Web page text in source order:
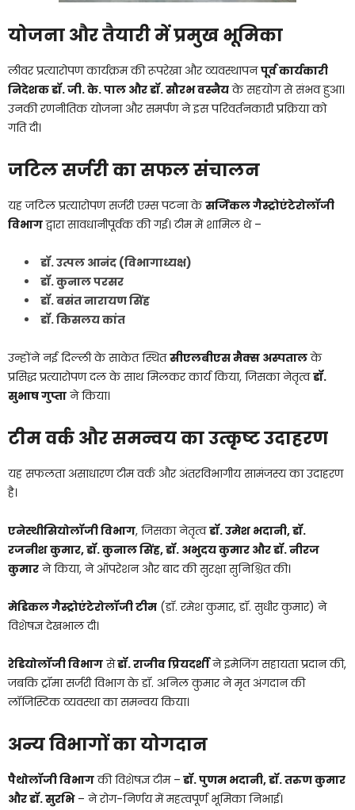
योजना और तैयारी में प्रमुख भूमिका
लीवर प्रत्यारोपण कार्यक्रम की रूपरेखा और व्यवस्थापनपूर्व कार्यकारी
निदेशक डॉ. जी. के. पाल और डॉ. सौरभ वस्नैयके सहयोग से संभव हुआ।
उनकी रणनीतिक योजना और समर्पण ने इस परिवर्तनकारी प्रक्रिया को
गति दी।
जटिल सर्जरी का सफल संचालन
यह जटिल प्रत्यारोपण सर्जरी एम्स पटना केसर्जिकल गैस्ट्रोएंटेरोलॉजी
विभागद्वारा सावधानीपूर्वक की गई। टीम में शामिल थे –
डॉ. उत्पल आनंद (विभागाध्यक्ष)
डॉ. कुनाल परसर
डॉ. बसंत नारायण सिंह
डॉ. किसलय कांत
उन्होंने नई दिल्ली के साकेत स्थितसीएलबीएस मैक्स अस्पतालके
प्रसिद्ध प्रत्यारोपण दल के साथ मिलकर कार्य किया, जिसका नेतृत्वडॉ.
सुभाष गुप्ता ने किया।
टीम वर्क और समन्वय का उत्कृष्ट उदाहरण
यह सफलता असाधारण टीम वर्क और अंतरविभागीय सामंजस्य का उदाहरण
है।
एनेस्थीसियोलॉजी विभाग, जिसका नेतृत्वडॉ. उमेश भदानी, डॉ.
रजनीश कुमार, डॉ. कुनाल सिंह, डॉ. अभुदय कुमार और डॉ. नीरज
कुमार ने किया, ने ऑपरेशन और बाद की सुरक्षा सुनिश्चित की।
मेडिकल गैस्ट्रोएंटेरोलॉजी टीम (डॉ. रमेश कुमार, डॉ. सुधीर कुमार) ने
विशेषज्ञ देखभाल दी।
रेडियोलॉजी विभागसेडॉ. राजीव प्रियदर्शीने इमेजिंग सहायता प्रदान की,
जबकि ट्रॉमा सर्जरी विभाग के डॉ. अनिल कुमार ने मृत अंगदान की
लॉजिस्टिक व्यवस्था का समन्वय किया।
अन्य विभागों का योगदान
पैथोलॉजी विभागकी विशेषज्ञ टीम – डॉ. पुणम भदानी, डॉ. तरुण कुमार
और डॉ. सुरभि– ने रोग-निर्णय में महत्वपूर्ण भूमिका निभाई।